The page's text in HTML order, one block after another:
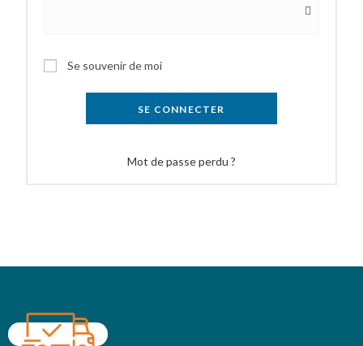
Se souvenir de moi
SE CONNECTER
Mot de passe perdu ?